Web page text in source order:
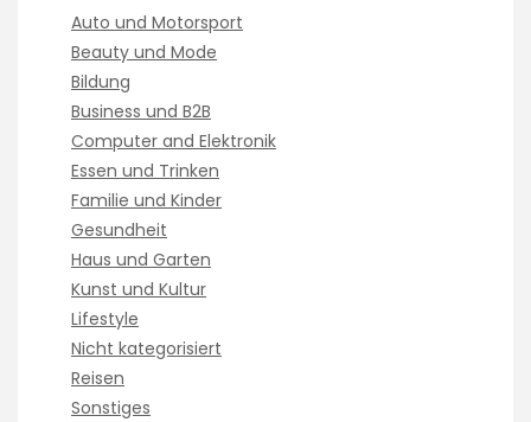
Auto und Motorsport
Beauty und Mode
Bildung
Business und B2B
Computer and Elektronik
Essen und Trinken
Familie und Kinder
Gesundheit
Haus und Garten
Kunst und Kultur
Lifestyle
Nicht kategorisiert
Reisen
Sonstiges